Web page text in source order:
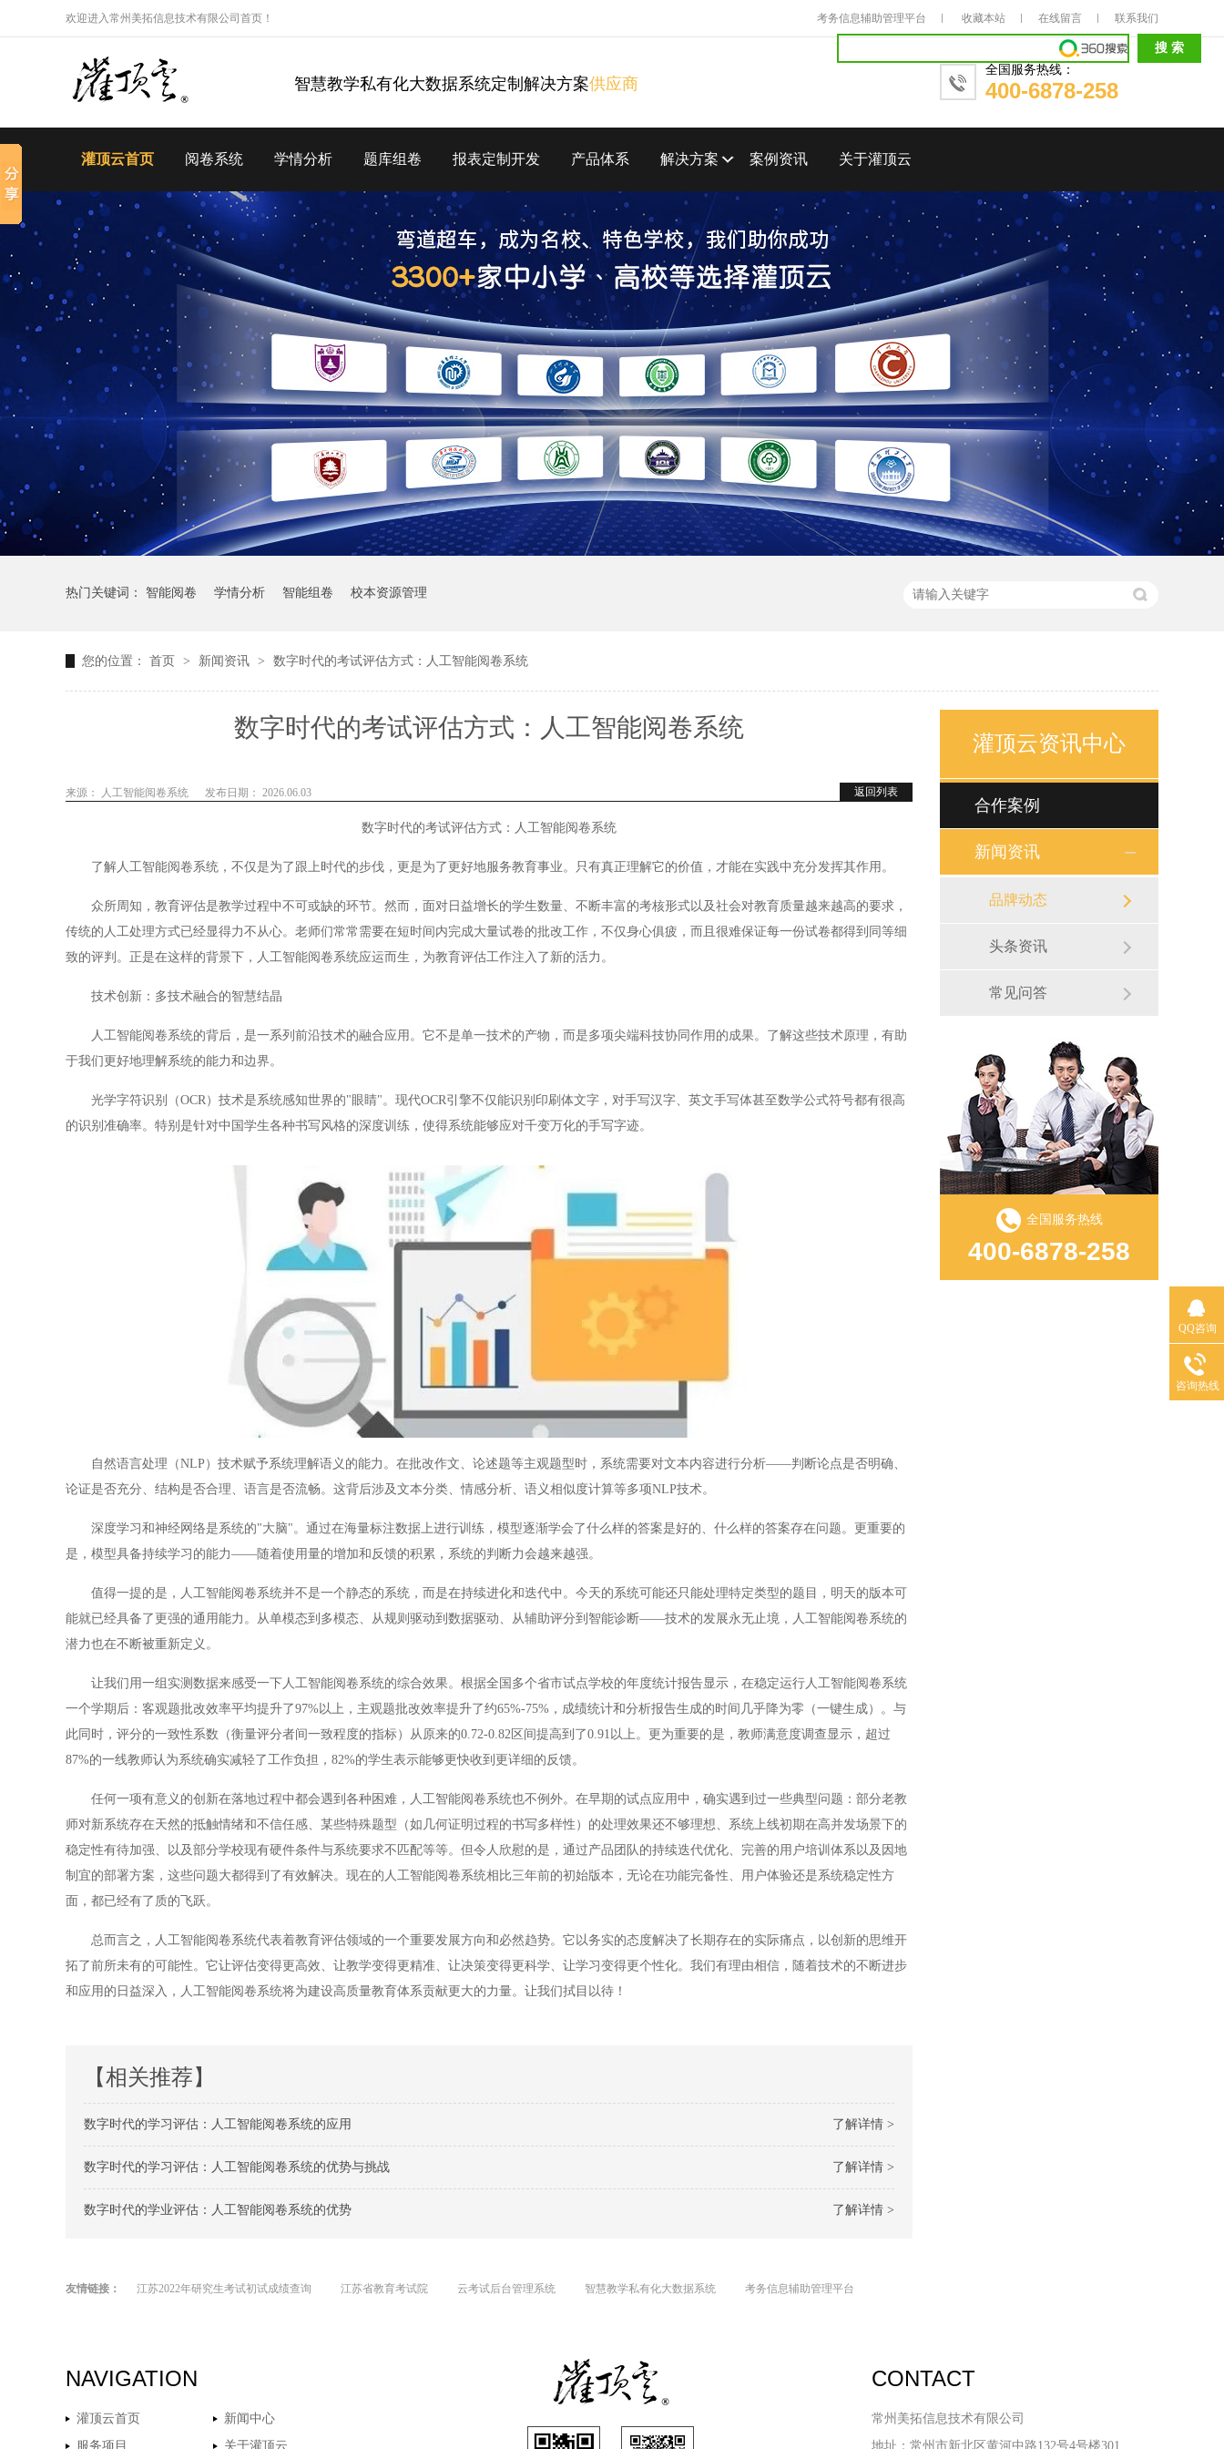
考务信息辅助管理平台 收藏本站 在线留言 联系我们
欢迎进入常州美拓信息技术有限公司首页！
智慧教学私有化大数据系统定制解决方案供应商
全国服务热线：
400-6878-258
灌顶云首页 阅卷系统 学情分析 题库组卷 报表定制开发 产品体系 解决方案 案例资讯 关于灌顶云
热门关键词： 智能阅卷 学情分析 智能组卷 校本资源管理
您的位置： 首页 > 新闻资讯 > 数字时代的考试评估方式：人工智能阅卷系统
数字时代的考试评估方式：人工智能阅卷系统
返回列表
来源： 人工智能阅卷系统 发布日期： 2026.06.03
数字时代的考试评估方式：人工智能阅卷系统
了解人工智能阅卷系统，不仅是为了跟上时代的步伐，更是为了更好地服务教育事业。只有真正理解它的价值，才能在实践中充分发挥其作用。
众所周知，教育评估是教学过程中不可或缺的环节。然而，面对日益增长的学生数量、不断丰富的考核形式以及社会对教育质量越来越高的要求，
传统的人工处理方式已经显得力不从心。老师们常常需要在短时间内完成大量试卷的批改工作，不仅身心俱疲，而且很难保证每一份试卷都得到同等细
致的评判。正是在这样的背景下，人工智能阅卷系统应运而生，为教育评估工作注入了新的活力。
技术创新：多技术融合的智慧结晶
人工智能阅卷系统的背后，是一系列前沿技术的融合应用。它不是单一技术的产物，而是多项尖端科技协同作用的成果。了解这些技术原理，有助
于我们更好地理解系统的能力和边界。
光学字符识别（OCR）技术是系统感知世界的"眼睛"。现代OCR引擎不仅能识别印刷体文字，对手写汉字、英文手写体甚至数学公式符号都有很高
的识别准确率。特别是针对中国学生各种书写风格的深度训练，使得系统能够应对千变万化的手写字迹。
自然语言处理（NLP）技术赋予系统理解语义的能力。在批改作文、论述题等主观题型时，系统需要对文本内容进行分析——判断论点是否明确、
论证是否充分、结构是否合理、语言是否流畅。这背后涉及文本分类、情感分析、语义相似度计算等多项NLP技术。
深度学习和神经网络是系统的"大脑"。通过在海量标注数据上进行训练，模型逐渐学会了什么样的答案是好的、什么样的答案存在问题。更重要的
是，模型具备持续学习的能力——随着使用量的增加和反馈的积累，系统的判断力会越来越强。
值得一提的是，人工智能阅卷系统并不是一个静态的系统，而是在持续进化和迭代中。今天的系统可能还只能处理特定类型的题目，明天的版本可
能就已经具备了更强的通用能力。从单模态到多模态、从规则驱动到数据驱动、从辅助评分到智能诊断——技术的发展永无止境，人工智能阅卷系统的
潜力也在不断被重新定义。
让我们用一组实测数据来感受一下人工智能阅卷系统的综合效果。根据全国多个省市试点学校的年度统计报告显示，在稳定运行人工智能阅卷系统
一个学期后：客观题批改效率平均提升了97%以上，主观题批改效率提升了约65%-75%，成绩统计和分析报告生成的时间几乎降为零（一键生成）。与
此同时，评分的一致性系数（衡量评分者间一致程度的指标）从原来的0.72-0.82区间提高到了0.91以上。更为重要的是，教师满意度调查显示，超过
87%的一线教师认为系统确实减轻了工作负担，82%的学生表示能够更快收到更详细的反馈。
任何一项有意义的创新在落地过程中都会遇到各种困难，人工智能阅卷系统也不例外。在早期的试点应用中，确实遇到过一些典型问题：部分老教
师对新系统存在天然的抵触情绪和不信任感、某些特殊题型（如几何证明过程的书写多样性）的处理效果还不够理想、系统上线初期在高并发场景下的
稳定性有待加强、以及部分学校现有硬件条件与系统要求不匹配等等。但令人欣慰的是，通过产品团队的持续迭代优化、完善的用户培训体系以及因地
制宜的部署方案，这些问题大都得到了有效解决。现在的人工智能阅卷系统相比三年前的初始版本，无论在功能完备性、用户体验还是系统稳定性方
面，都已经有了质的飞跃。
总而言之，人工智能阅卷系统代表着教育评估领域的一个重要发展方向和必然趋势。它以务实的态度解决了长期存在的实际痛点，以创新的思维开
拓了前所未有的可能性。它让评估变得更高效、让教学变得更精准、让决策变得更科学、让学习变得更个性化。我们有理由相信，随着技术的不断进步
和应用的日益深入，人工智能阅卷系统将为建设高质量教育体系贡献更大的力量。让我们拭目以待！
【相关推荐】
了解详情 >
数字时代的学习评估：人工智能阅卷系统的应用
了解详情 >
数字时代的学习评估：人工智能阅卷系统的优势与挑战
了解详情 >
数字时代的学业评估：人工智能阅卷系统的优势
灌顶云资讯中心
合作案例
新闻资讯
品牌动态
头条资讯
常见问答
全国服务热线
400-6878-258
友情链接： 江苏2022年研究生考试初试成绩查询 江苏省教育考试院 云考试后台管理系统 智慧教学私有化大数据系统 考务信息辅助管理平台
NAVIGATION
灌顶云首页
新闻中心
服务项目
关于灌顶云
CONTACT
常州美拓信息技术有限公司
地址：常州市新北区黄河中路132号4号楼301
QQ咨询
咨询热线